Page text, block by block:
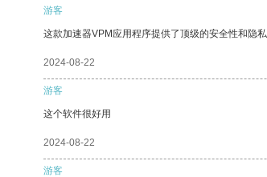
游客
这款加速器VPM应用程序提供了顶级的安全性和隐私
2024-08-22
游客
这个软件很好用
2024-08-22
游客